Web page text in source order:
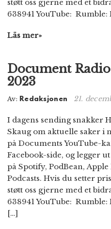
støtt oss gjerne med et
638941 YouTube:
Läs mer»
Document
2023
Av: Redaksjonen 21.
I dagens sending snakker
Skaug om aktuelle saker i
på Documents YouTube-
Facebook-side, og legger
på Spotify, PodBean, Apple
Podcasts. Hvis du setter
støtt oss gjerne med et
638941 YouTube:
[…]